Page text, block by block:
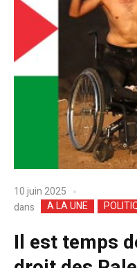
10 juin 2025
dans
A LA UNE
Il est temps